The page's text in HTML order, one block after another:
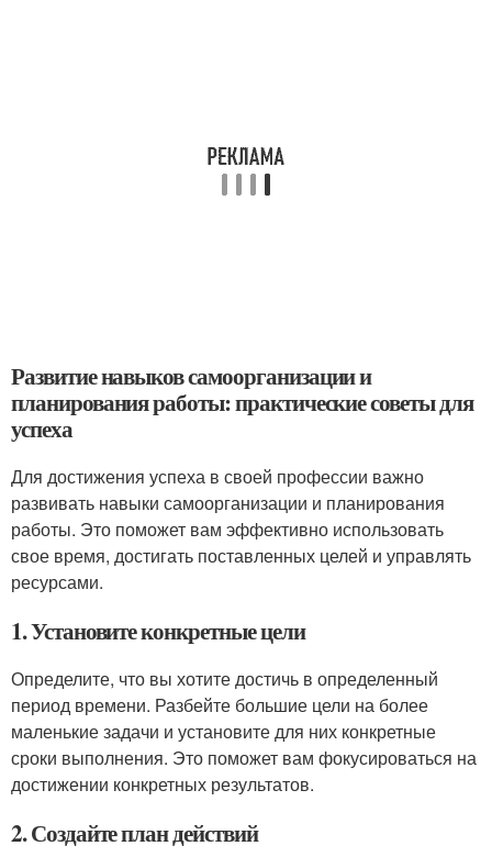
Развитие навыков самоорганизации и
планирования работы: практические советы для
успеха
Для достижения успеха в своей профессии важно
развивать навыки самоорганизации и планирования
работы. Это поможет вам эффективно использовать
свое время, достигать поставленных целей и управлять
ресурсами.
1. Установите конкретные цели
Определите, что вы хотите достичь в определенный
период времени. Разбейте большие цели на более
маленькие задачи и установите для них конкретные
сроки выполнения. Это поможет вам фокусироваться на
достижении конкретных результатов.
2. Создайте план действий